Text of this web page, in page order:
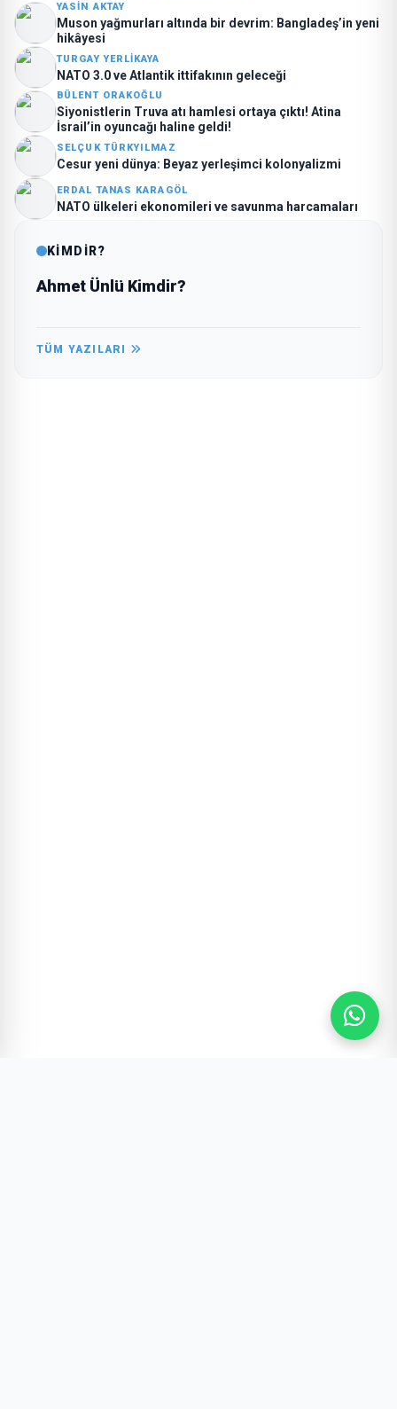
YASIN AKTAY
Muson yağmurları altında bir devrim: Bangladeş’in yeni
hikâyesi
TURGAY YERLIKAYA
NATO 3.0 ve Atlantik ittifakının geleceği
BÜLENT ORAKOĞLU
Siyonistlerin Truva atı hamlesi ortaya çıktı! Atina
İsrail’in oyuncağı haline geldi!
SELÇUK TÜRKYILMAZ
Cesur yeni dünya: Beyaz yerleşimci kolonyalizmi
ERDAL TANAS KARAGÖL
NATO ülkeleri ekonomileri ve savunma harcamaları
KİMDİR?
Ahmet Ünlü Kimdir?
TÜM YAZILARI